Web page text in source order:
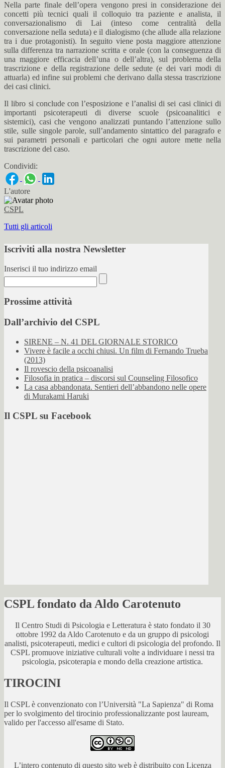
Nella parte finale dell’opera vengono presi in considerazione dei
concetti più tecnici quali il colloquio tra paziente e analista, il
conversazionalismo di Lai (inteso come centralità della
conversazione nella seduta) e il dialogismo (che allude alla relazione
tra i due protagonisti). In seguito viene posta maggiore attenzione
sulla differenza tra narrazione scritta e orale (con la conseguenza di
una maggiore efficacia dell’una o dell’altra), sul problema della
trascrizione e della registrazione delle sedute (e dei vari modi di
attuarla) ed infine sui problemi che derivano dalla stessa trascrizione
dei casi clinici.
Il libro si conclude con l’esposizione e l’analisi di sei casi clinici di
importanti psicoterapeuti di diverse scuole (psicoanalitici e
sistemici), casi che vengono analizzati puntando l’attenzione sullo
stile, sulle singole parole, sull’andamento sintattico del paragrafo e
sui parametri personali e particolari che ogni autore mette nella
trascrizione del caso.
Condividi:
L'autore
CSPL
Tutti gli articoli
Iscriviti alla nostra Newsletter
Inserisci il tuo indirizzo email
Prossime attività
Dall’archivio del CSPL
SIRENE – N. 41 DEL GIORNALE STORICO
Vivere è facile a occhi chiusi. Un film di Fernando Trueba
(2013)
Il rovescio della psicoanalisi
Filosofia in pratica – discorsi sul Counseling Filosofico
La casa abbandonata. Sentieri dell’abbandono nelle opere
di Murakami Haruki
Il CSPL su Facebook
CSPL fondato da Aldo Carotenuto
Il Centro Studi di Psicologia e Letteratura è stato fondato il 30
ottobre 1992 da Aldo Carotenuto e da un gruppo di psicologi
analisti, psicoterapeuti, medici e cultori di psicologia del profondo. Il
CSPL promuove iniziative culturali volte a individuare i nessi tra
psicologia, psicoterapia e mondo della creazione artistica.
TIROCINI
Il CSPL è convenzionato con l’Università "La Sapienza" di Roma
per lo svolgimento del tirocinio professionalizzante post lauream,
valido per l'accesso all'esame di Stato.
L’intero contenuto di questo sito web è distribuito con Licenza